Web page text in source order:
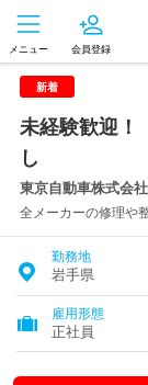
メニュー 会員登録
新着
未経験歓迎
し
東京自動車株式会社
全メーカーの修理や
勤務地
岩手県
雇用形態
正社員